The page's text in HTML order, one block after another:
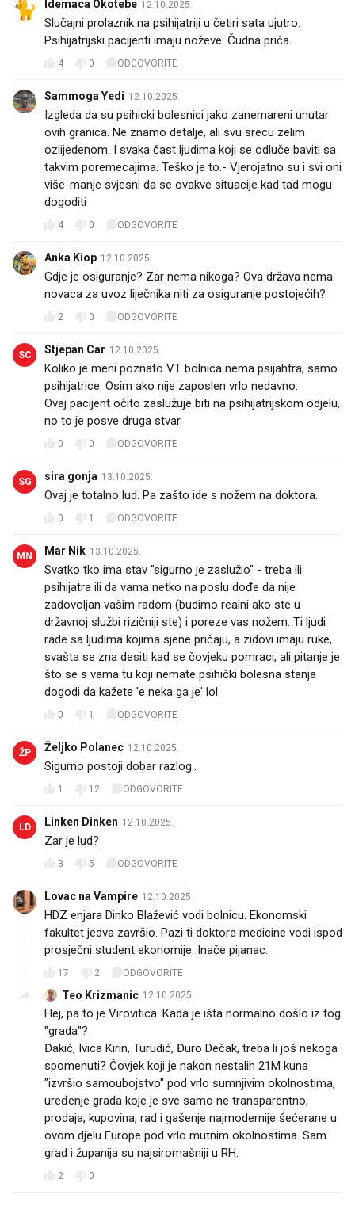
Idemaca Okotebe 12.10.2025.
Slučajni prolaznik na psihijatriji u četiri sata ujutro.
Psihijatrijski pacijenti imaju noževe. Čudna priča
4 0 ODGOVORITE
Sammoga Yedi 12.10.2025.
Izgleda da su psihicki bolesnici jako zanemareni unutar
ovih granica. Ne znamo detalje, ali svu srecu zelim
ozlijedenom. I svaka čast ljudima koji se odluče baviti sa
takvim poremecajima. Teško je to.- Vjerojatno su i svi oni
više-manje svjesni da se ovakve situacije kad tad mogu
dogoditi
4 0 ODGOVORITE
Anka Kiop 12.10.2025.
Gdje je osiguranje? Zar nema nikoga? Ova država nema
novaca za uvoz liječnika niti za osiguranje postojećih?
2 0 ODGOVORITE
SC Stjepan Car 12.10.2025.
Koliko je meni poznato VT bolnica nema psijahtra, samo
psihijatrice. Osim ako nije zaposlen vrlo nedavno.
Ovaj pacijent očito zaslužuje biti na psihijatrijskom odjelu,
no to je posve druga stvar.
0 0 ODGOVORITE
SG sira gonja 13.10.2025.
Ovaj je totalno lud. Pa zašto ide s nožem na doktora.
0 1 ODGOVORITE
MN Mar Nik 13.10.2025.
Svatko tko ima stav "sigurno je zaslužio" - treba ili
psihijatra ili da vama netko na poslu dođe da nije
zadovoljan vašim radom (budimo realni ako ste u
državnoj službi rizičniji ste) i poreze vas nožem. Ti ljudi
rade sa ljudima kojima sjene pričaju, a zidovi imaju ruke,
svašta se zna desiti kad se čovjeku pomraci, ali pitanje je
što se s vama tu koji nemate psihički bolesna stanja
dogodi da kažete 'e neka ga je' lol
0 1 ODGOVORITE
ŽP Željko Polanec 12.10.2025.
Sigurno postoji dobar razlog..
1 12 ODGOVORITE
LD Linken Dinken 12.10.2025.
Zar je lud?
3 5 ODGOVORITE
Lovac na Vampire 12.10.2025.
HDZ enjara Dinko Blažević vodi bolnicu. Ekonomski
fakultet jedva završio. Pazi ti doktore medicine vodi ispod
prosječni student ekonomije. Inače pijanac.
17 2 ODGOVORITE
Teo Krizmanic 12.10.2025.
Hej, pa to je Virovitica. Kada je išta normalno došlo iz tog
"grada"?
Đakić, Ivica Kirin, Turudić, Đuro Dečak, treba li još nekoga
spomenuti? Čovjek koji je nakon nestalih 21M kuna
"izvršio samoubojstvo" pod vrlo sumnjivim okolnostima,
uređenje grada koje je sve samo ne transparentno,
prodaja, kupovina, rad i gašenje najmodernije šećerane u
ovom djelu Europe pod vrlo mutnim okolnostima. Sam
grad i županija su najsiromašniji u RH.
2 0